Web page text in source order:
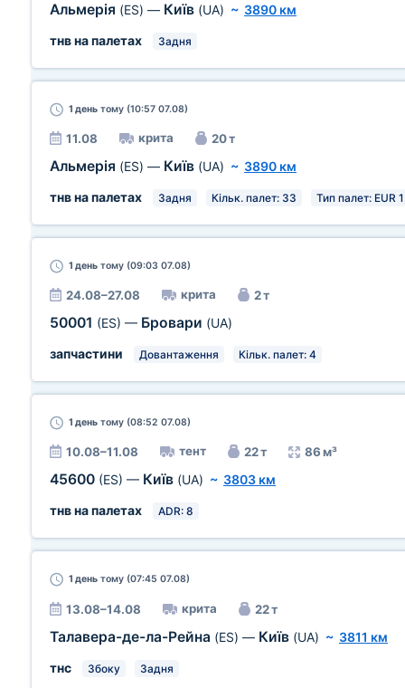
Альмерія (ES) — Київ (UA) ~ 3890 км
тнв на палетах
Задня
1 день тому (10:57 07.08)
11.08 крита 20 т
Альмерія (ES) — Київ (UA) ~ 3890 км
тнв на палетах
Задня Кільк. палет: 33 Тип палет: EUR
1 день тому (09:03 07.08)
24.08–27.08 крита 2 т
50001 (ES) — Бровари (UA)
запчастини
Довантаження Кільк. палет: 4
1 день тому (08:52 07.08)
10.08–11.08 тент 22 т 86 м³
45600 (ES) — Київ (UA) ~ 3803 км
тнв на палетах
ADR: 8
1 день тому (07:45 07.08)
13.08–14.08 крита 22 т
Талавера-де-ла-Рейна (ES) — Київ (UA) ~ 3811 км
тнс
Збоку Задня